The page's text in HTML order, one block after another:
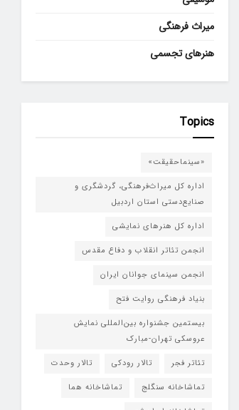
میراث فرهنگی
هنرهای تجسمی
Topics
«سینماحقیقت»
اداره کل میراث‌فرهنگی، گردشگری و
صنایع‌دستی استان اردبیل
اداره کل هنرهای نمایشی
انجمن تئاتر انقلاب و دفاع مقدس
انجمن سینمای جوانان ایران
بنیاد فرهنگی روایت فتح
بیستمین جشنواره بین‌المللی نمایش
عروسکی تهران-مبارک
تئاتر فجر
تالار رودکی
تالار وحدت
تماشاخانه سنگلج
تماشاخانه هما